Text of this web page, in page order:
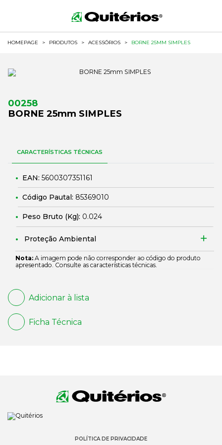
HOMEPAGE > PRODUTOS > ACESSÓRIOS > BORNE 25MM SIMPLES
00258
BORNE 25mm SIMPLES
CARACTERÍSTICAS TÉCNICAS
EAN: 5600307351161
Código Pautal: 85369010
Peso Bruto (Kg): 0.024
Proteção Ambiental
Nota: A imagem pode não corresponder ao código do produto
apresentado. Consulte as características técnicas.
Adicionar à lista
Ficha Técnica
POLÍTICA DE PRIVACIDADE